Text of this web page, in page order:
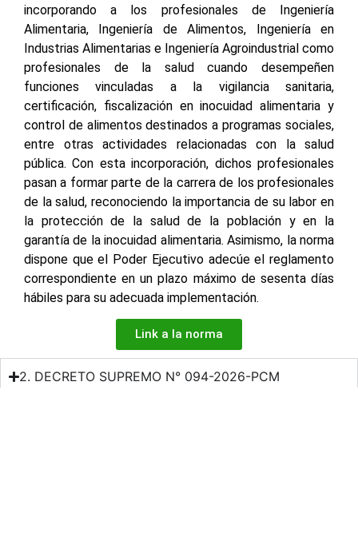
incorporando a los profesionales de Ingeniería
Alimentaria, Ingeniería de Alimentos, Ingeniería en
Industrias Alimentarias e Ingeniería Agroindustrial como
profesionales de la salud cuando desempeñen
funciones vinculadas a la vigilancia sanitaria,
certificación, fiscalización en inocuidad alimentaria y
control de alimentos destinados a programas sociales,
entre otras actividades relacionadas con la salud
pública. Con esta incorporación, dichos profesionales
pasan a formar parte de la carrera de los profesionales
de la salud, reconociendo la importancia de su labor en
la protección de la salud de la población y en la
garantía de la inocuidad alimentaria. Asimismo, la norma
dispone que el Poder Ejecutivo adecúe el reglamento
correspondiente en un plazo máximo de sesenta días
hábiles para su adecuada implementación.
Link a la norma
2. DECRETO SUPREMO N° 094-2026-PCM